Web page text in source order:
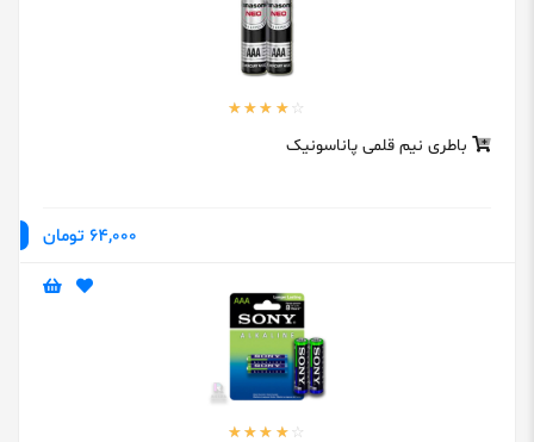
باطری نیم قلمی پاناسونیک
64,000 تومان